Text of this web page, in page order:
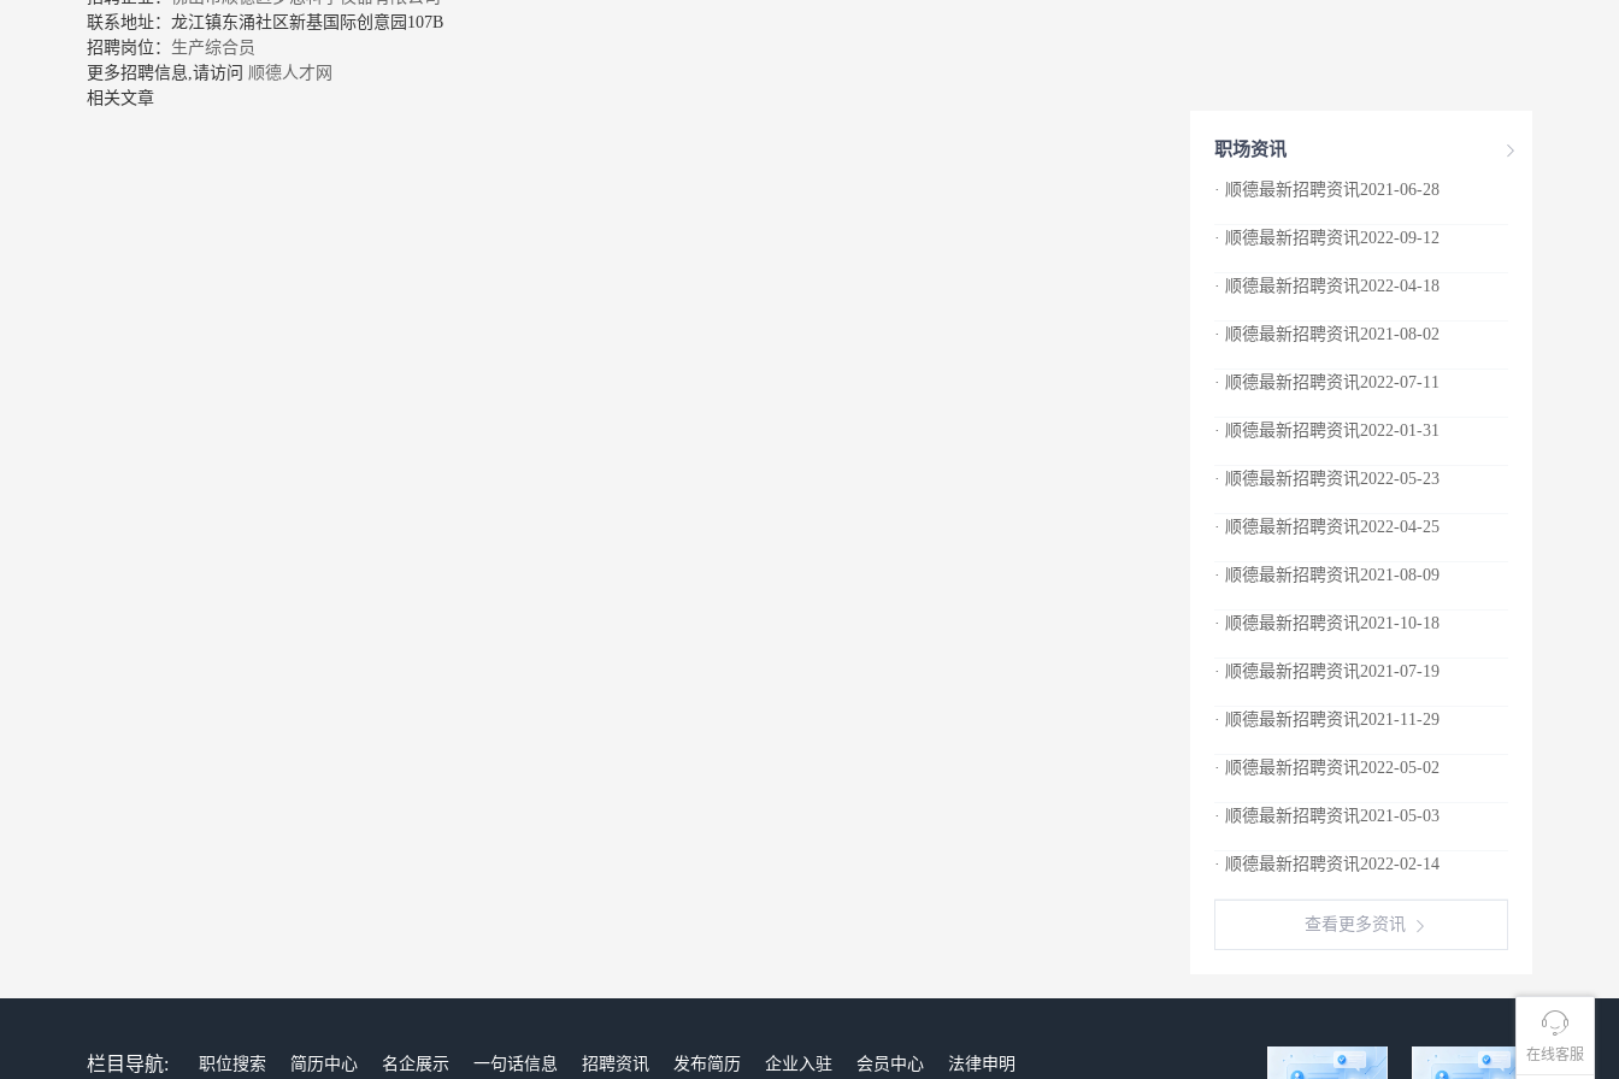
在线客服
联系地址：龙江镇东涌社区新基国际创意园107B
招聘岗位： 生产综合员
更多招聘信息,请访问 顺德人才网
相关文章
职场资讯
· 顺德最新招聘资讯2021-06-28
· 顺德最新招聘资讯2022-09-12
· 顺德最新招聘资讯2022-04-18
· 顺德最新招聘资讯2021-08-02
· 顺德最新招聘资讯2022-07-11
· 顺德最新招聘资讯2022-01-31
· 顺德最新招聘资讯2022-05-23
· 顺德最新招聘资讯2022-04-25
· 顺德最新招聘资讯2021-08-09
· 顺德最新招聘资讯2021-10-18
· 顺德最新招聘资讯2021-07-19
· 顺德最新招聘资讯2021-11-29
· 顺德最新招聘资讯2022-05-02
· 顺德最新招聘资讯2021-05-03
· 顺德最新招聘资讯2022-02-14
查看更多资讯
栏目导航: 职位搜索 简历中心 名企展示 一句话信息 招聘资讯 发布简历 企业入驻 会员中心 法律申明